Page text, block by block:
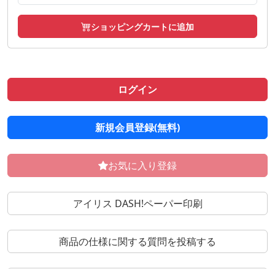
ショッピングカートに追加
ログイン
新規会員登録(無料)
お気に入り登録
アイリス DASH!ペーパー印刷
商品の仕様に関する質問を投稿する